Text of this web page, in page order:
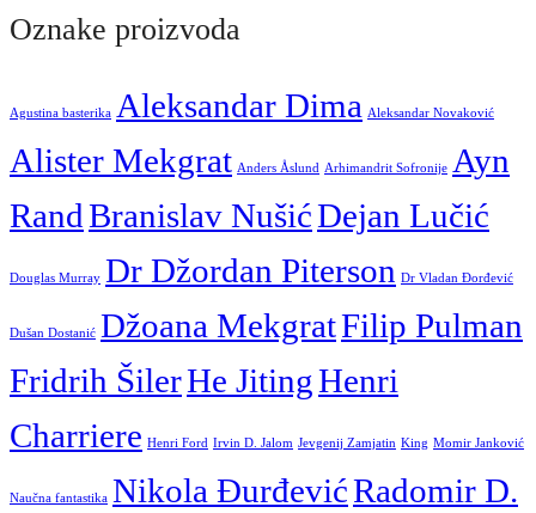
Oznake proizvoda
Agustina basterika Aleksandar Dima Aleksandar Novaković
Alister Mekgrat Anders Åslund Arhimandrit Sofronije Ayn
RandBranislav NušićDejan Lučić
Douglas Murray Dr Džordan Piterson Dr Vladan Đorđević
Dušan Dostanić Džoana MekgratFilip Pulman
Fridrih ŠilerHe JitingHenri
Charriere Henri Ford Irvin D. Jalom Jevgenij Zamjatin King Momir Janković
Naučna fantastika Nikola ĐurđevićRadomir D.